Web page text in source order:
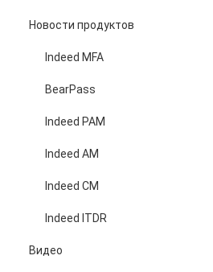
Новости продуктов
Indeed MFA
BearPass
Indeed PAM
Indeed AM
Indeed CM
Indeed ITDR
Видео